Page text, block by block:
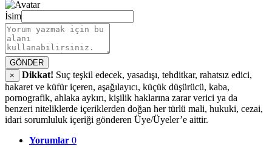
İsim
GÖNDER
×
Dikkat! Suç teşkil edecek, yasadışı, tehditkar, rahatsız edici,
hakaret ve küfür içeren, aşağılayıcı, küçük düşürücü, kaba,
pornografik, ahlaka aykırı, kişilik haklarına zarar verici ya da
benzeri niteliklerde içeriklerden doğan her türlü mali, hukuki, cezai,
idari sorumluluk içeriği gönderen Üye/Üyeler’e aittir.
Yorumlar 0